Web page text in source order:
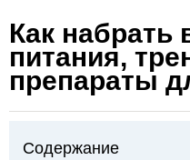
Как набрать
питания,
препараты
Содержание